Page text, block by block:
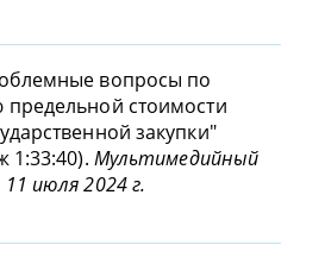
вопросы по
стоимости
закупки"
1:33:40). Мультимедийный
июля 2024 г.